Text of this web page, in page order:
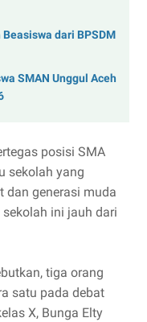
dari BPSDM
SMAN Unggul Aceh
posisi SMA
sekolah yang
dan generasi muda
ini jauh dari
tiga orang
satu pada debat
X, Bunga Elty